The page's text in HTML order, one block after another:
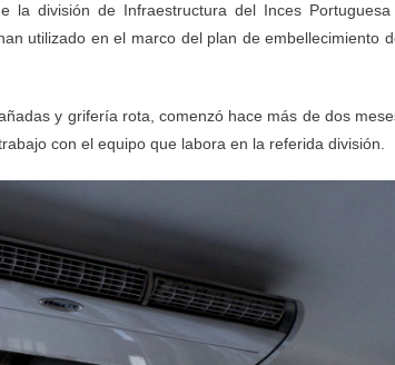
la división de Infraestructura del Inces
utilizado en el marco del plan de embellecimiento
y grifería rota, comenzó hace más de dos
con el equipo que labora en la referida división.